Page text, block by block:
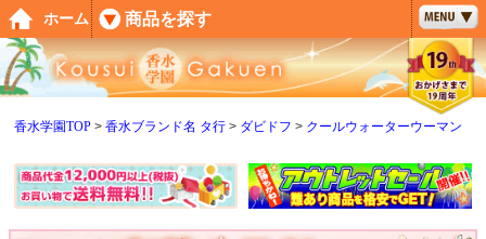
香水学園TOP 香水ブランド名 タ行 ダビドフ クールウォーターウーマン
ペー
ジト
ップ
へ
ホーム 商品を探す